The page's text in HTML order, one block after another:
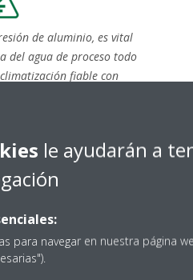
de aluminio, es vital
del agua de proceso todo
fiable con
remotos para ayudarnos
de manera oportuna,"
de Mantenimiento en
en los 100 años de
a la hora de innovar en
los primeros 3 años de
de detección de fugas y
la diferencia para
operacional en nuestra
le ayudarán a
para navegar en nuestra página